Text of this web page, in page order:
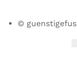
©